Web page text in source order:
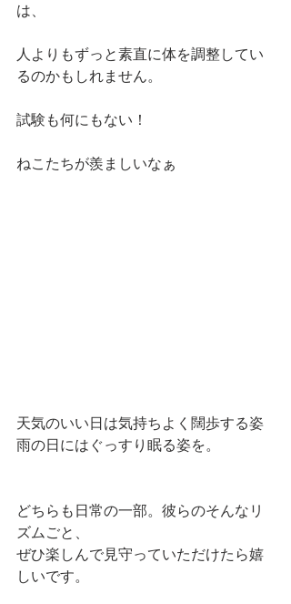
は、
人よりもずっと素直に体を調整してい
るのかもしれません。
試験も何にもない！
ねこたちが羨ましいなぁ
天気のいい日は気持ちよく闊歩する姿
雨の日にはぐっすり眠る姿を。
どちらも日常の一部。彼らのそんなリ
ズムごと、
ぜひ楽しんで見守っていただけたら嬉
しいです。